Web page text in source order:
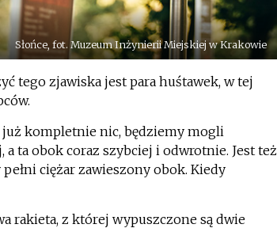
Słońce, fot. Muzeum Inżynierii Miejskiej w Krakowie
tego zjawiska jest para huśtawek, w tej
kompletnie nic, będziemy mogli
ta obok coraz szybciej i odwrotnie. Jest też
ciężar zawieszony obok. Kiedy
rakieta, z której wypuszczone są dwie